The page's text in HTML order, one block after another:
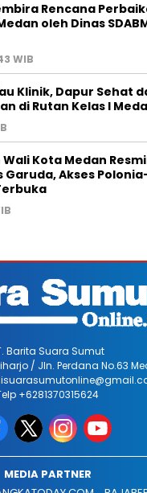
Rencana
oleh Dinas
WIB
Klinik, Dapur Sehat
di Rutan Kelas I
Kota Medan
Akses
Barita Suara Sumut
/ Jln. Perdana No.63
+6281370315624
MEDIA PARTNER